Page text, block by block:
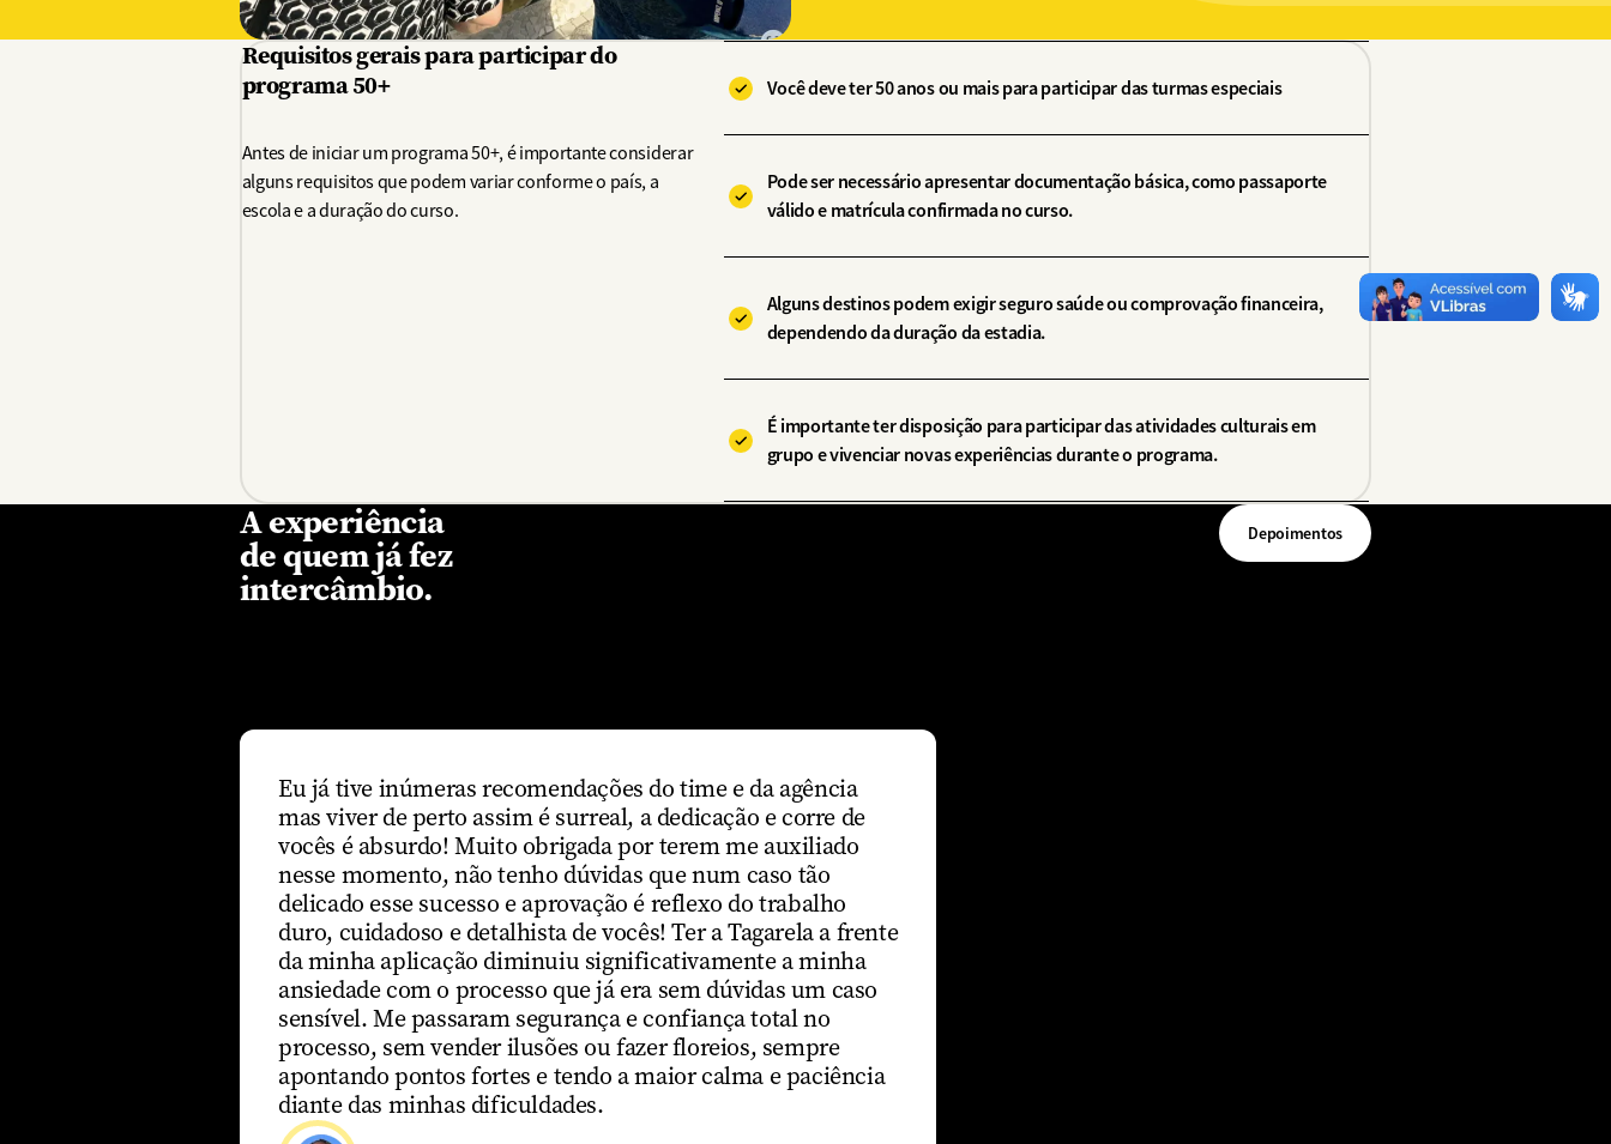
Requisitos gerais para participar do
programa 50+
Antes de iniciar um programa 50+, é importante considerar
alguns requisitos que podem variar conforme o país, a
escola e a duração do curso.
Você deve ter 50 anos ou mais para participar das turmas especiais
Pode ser necessário apresentar documentação básica, como passaporte
válido e matrícula confirmada no curso.
Alguns destinos podem exigir seguro saúde ou comprovação financeira,
dependendo da duração da estadia.
É importante ter disposição para participar das atividades culturais em
grupo e vivenciar novas experiências durante o programa.
A experiência
de quem já fez
intercâmbio.
Depoimentos
Eu já tive inúmeras recomendações do time e da agência
mas viver de perto assim é surreal, a dedicação e corre de
vocês é absurdo! Muito obrigada por terem me auxiliado
nesse momento, não tenho dúvidas que num caso tão
delicado esse sucesso e aprovação é reflexo do trabalho
duro, cuidadoso e detalhista de vocês! Ter a Tagarela a frente
da minha aplicação diminuiu significativamente a minha
ansiedade com o processo que já era sem dúvidas um caso
sensível. Me passaram segurança e confiança total no
processo, sem vender ilusões ou fazer floreios, sempre
apontando pontos fortes e tendo a maior calma e paciência
diante das minhas dificuldades.